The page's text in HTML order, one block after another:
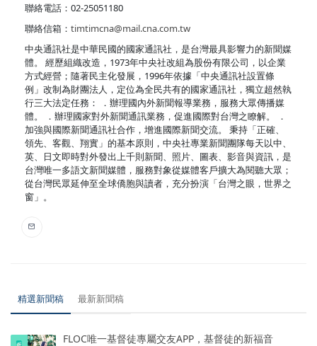
聯絡電話：02-25051180
聯絡信箱： timtimcna@mail.cna.com.tw
中央通訊社是中華民國的國家通訊社，是台灣最具影響力的新聞媒
體。 經歷組織改造，1973年中央社改組為股份有限公司，以企業
方式經營；隨著民主化發展，1996年依據「中央通訊社設置條
例」改制為財團法人，定位為全民共有的國家通訊社，獨立超然執
行三大法定任務： ．辦理國內外新聞報導業務，服務大眾傳播媒
體。 ．辦理國家對外新聞通訊業務，促進國際對台灣之瞭解。 ．
加強與國際新聞通訊社合作，增進國際新聞交流。 秉持「正確、
領先、客觀、翔實」的基本原則，中央社專業新聞團隊每天以中、
英、日文即時對外發出上千則新聞、照片、圖表、影音與資訊，是
台灣唯一多語文新聞媒體，服務對象從媒體客戶擴大為閱聽大眾；
從台灣民眾延伸至全球僑胞與讀者，充分扮演「台灣之眼，世界之
窗」。
精選新聞稿 最新新聞稿
FLOC唯一基督徒專屬交友APP，基督徒的新福音